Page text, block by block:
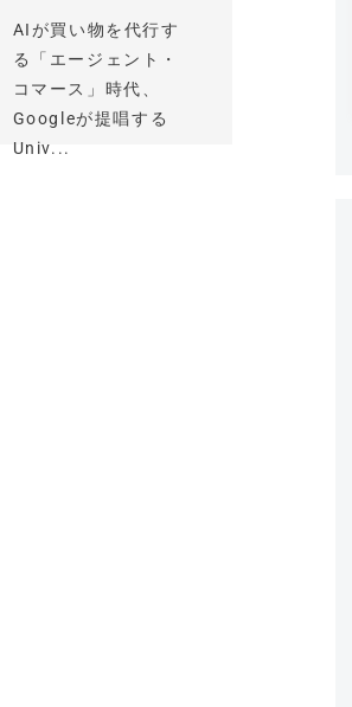
AIが買い物を代行す
る「エージェント・
コマース」時代、
Googleが提唱する
Univ...